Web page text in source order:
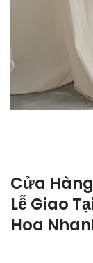
Cửa
Lễ Giao
Hoa